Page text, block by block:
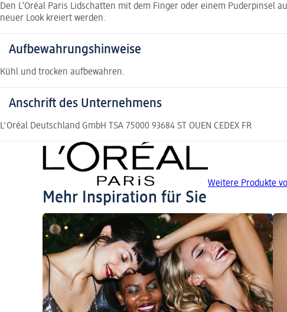
Den L’Oréal Paris Lidschatten mit dem Finger oder einem
neuer Look kreiert werden.
Aufbewahrungshinweise
Kühl und trocken aufbewahren.
Anschrift des Unternehmens
L'Oréal Deutschland GmbH TSA 75000 93684 ST OUEN CEDEX FR
Weitere Produkte
Mehr Inspiration für Sie